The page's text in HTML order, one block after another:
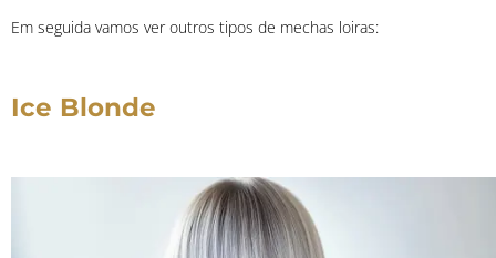
Em seguida vamos ver outros tipos de mechas loiras:
Ice Blonde